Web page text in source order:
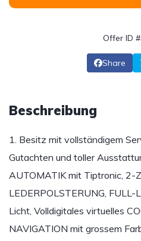
Offer ID
Share
Beschreibung
1. Besitz mit vollständigem
Gutachten und toller
AUTOMATIK mit Tiptronic, 2-
LEDERPOLSTERUNG,
Licht, Volldigitales virtuelles
NAVIGATION mit grossem